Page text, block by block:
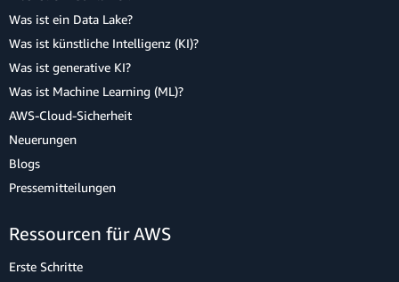
Was ist ein Data Lake?
Was ist künstliche Intelligenz (KI)?
Was ist generative KI?
Was ist Machine Learning (ML)?
AWS-Cloud-Sicherheit
Neuerungen
Blogs
Pressemitteilungen
Ressourcen für AWS
Erste Schritte